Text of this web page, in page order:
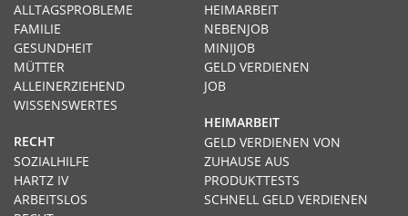
HEIMARBEIT
NEBENJOB
MINIJOB
GELD VERDIENEN
JOB
HEIMARBEIT
GELD VERDIENEN VON
ZUHAUSE AUS
PRODUKTTESTS
SCHNELL GELD VERDIENEN
ALLTAGSPROBLEME
FAMILIE
GESUNDHEIT
MÜTTER
ALLEINERZIEHEND
WISSENSWERTES
RECHT
SOZIALHILFE
HARTZ IV
ARBEITSLOS